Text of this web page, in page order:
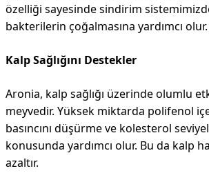
özelliği sayesinde sindirim
bakterilerin çoğalmasına yardımcı olur.
Kalp Sağlığını Destekler
Aronia, kalp sağlığı üzerinde olumlu
meyvedir. Yüksek miktarda polifenol
basıncını düşürme ve kolesterol
konusunda yardımcı olur. Bu da kalp
azaltır.